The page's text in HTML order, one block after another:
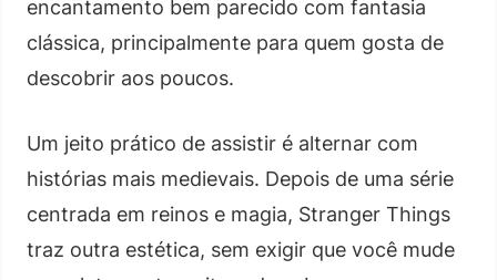
encantamento bem parecido com fantasia
clássica, principalmente para quem gosta de
descobrir aos poucos.
Um jeito prático de assistir é alternar com
histórias mais medievais. Depois de uma série
centrada em reinos e magia, Stranger Things
traz outra estética, sem exigir que você mude